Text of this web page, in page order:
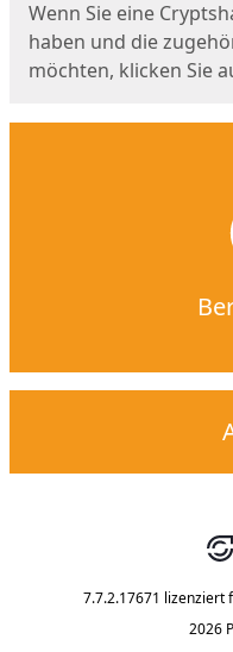
Wenn Sie eine
haben und die
möchten, klicken Sie
7.7.2.17671 lizenziert
2026